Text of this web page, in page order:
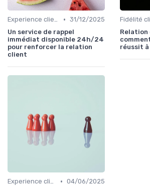
Experience client • 31/12/2025
Un service de rappel
immédiat disponible 24h/24
pour renforcer la relation
client
Fidélité
Relation
réussit
Experience client • 04/06/2025